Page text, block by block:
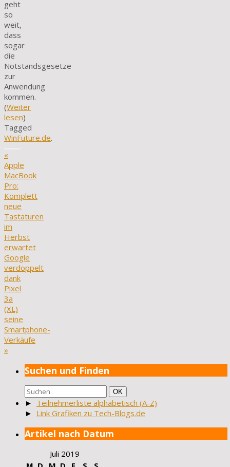
geht
so
weit,
dass
sogar
die
Notstandsgesetze
zur
Anwendung
kommen.
(Weiter
lesen)
Tagged
WinFuture.de.
«
Apple
MacBook
Pro:
Komplett
neue
Tastaturen
im
Herbst
erwartet
Google
verdoppelt
dank
Pixel
3a
(XL)
seine
Smartphone-
Verkäufe
»
Suchen und Finden
Suchen
nach:
Suchen
OK
► Teilnehmerliste alphabetisch (A-Z)
► Link Grafiken zu Tech-Blogs.de
Artikel nach Datum
Juli 2019